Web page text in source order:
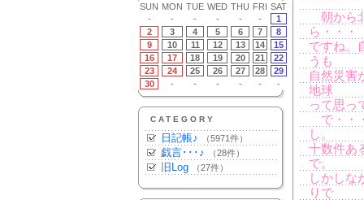
SUN MON TUE WED THU FRI SAT
-
- - - - -
1
2
3 4 5 6 7
8
9
10 11 12 13 14
15
16
17 18 19 20 21
22
23
24 25 26 27 28
29
30
- - - - - -
CATEGORY
日記帳♪ （5971件）
戯言･･･♪ （28件）
旧Log （27件）
朝から
ら・・・
ですね。
うも
自然災害
地球
って思っ
で・・
し。
十数件あ
で。
しかしな
りで